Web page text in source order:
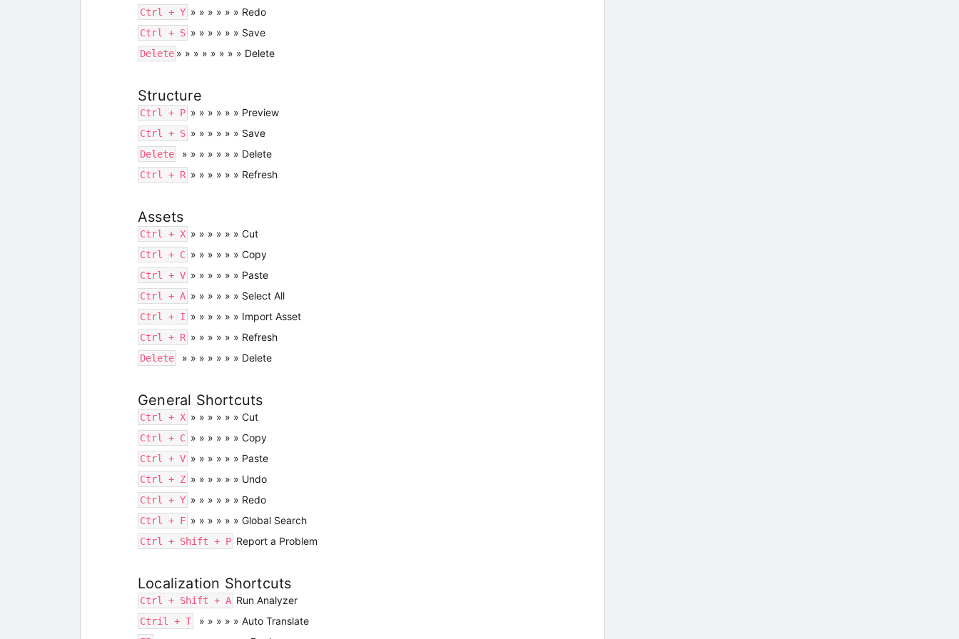
Ctrl + Y » » » » » » Redo
Ctrl + S » » » » » » Save
Delete » » » » » » » » Delete
Structure
Ctrl + P » » » » » » Preview
Ctrl + S » » » » » » Save
Delete » » » » » » » Delete
Ctrl + R » » » » » » Refresh
Assets
Ctrl + X » » » » » » Cut
Ctrl + C » » » » » » Copy
Ctrl + V » » » » » » Paste
Ctrl + A » » » » » » Select All
Ctrl + I » » » » » » Import Asset
Ctrl + R » » » » » » Refresh
Delete » » » » » » » Delete
General Shortcuts
Ctrl + X » » » » » » Cut
Ctrl + C » » » » » » Copy
Ctrl + V » » » » » » Paste
Ctrl + Z » » » » » » Undo
Ctrl + Y » » » » » » Redo
Ctrl + F » » » » » » Global Search
Ctrl + Shift + P Report a Problem
Localization Shortcuts
Ctrl + Shift + A Run Analyzer
Ctril + T » » » » » Auto Translate